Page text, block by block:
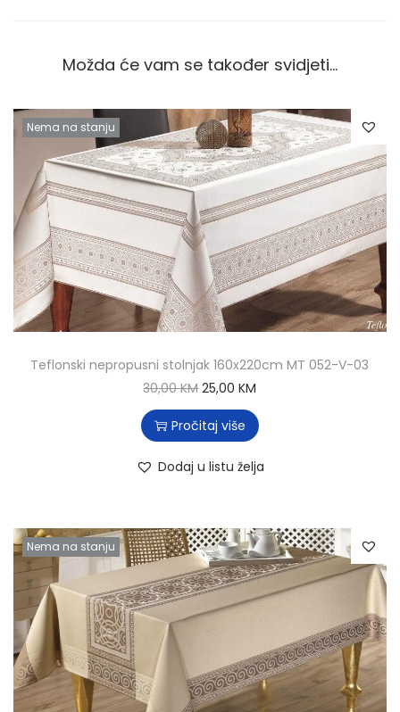
Možda će vam se također svidjeti…
Nema na stanju
Teflonski nepropusni stolnjak 160x220cm MT 052-V-03
30,00KM 25,00KM
Pročitaj više
Dodaj u listu želja
Nema na stanju